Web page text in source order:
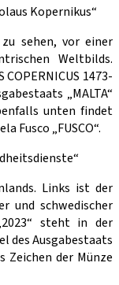
Kopernikus“
sehen, vor einer
Weltbilds.
1473-
„MALTA“
unten findet
Fusco „FUSCO“.
Links ist der
und schwedischer
steht in der
des Ausgabestaats
Zeichen der Münze